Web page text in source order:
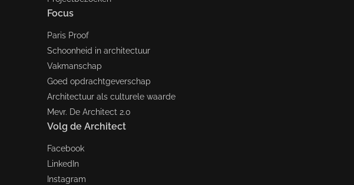
Focus
Paris Proof
Schoonheid in architectuur
Vakmanschap
Goed opdrachtgeverschap
Architectuur als culturele waarde
Mevr. De Architect 2.0
Volg de Architect
Facebook
LinkedIn
Instagram